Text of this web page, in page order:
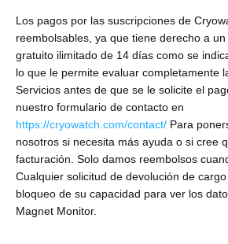
Los pagos por las suscripciones de
reembolsables, ya que tiene derecho a
gratuito ilimitado de 14 días como se
lo que le permite evaluar completamente
Servicios antes de que se le solicite el
nuestro formulario de contacto en
https://cryowatch.com/contact/ Para
nosotros si necesita más ayuda o si cree
facturación. Solo damos reembolsos
Cualquier solicitud de devolución de
bloqueo de su capacidad para ver los
Magnet Monitor.